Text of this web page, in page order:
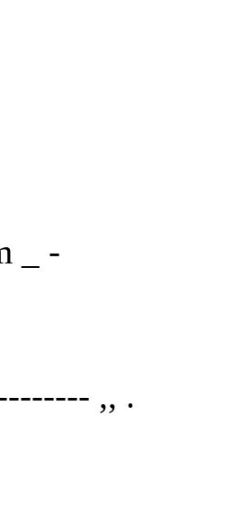
_ -
,, .